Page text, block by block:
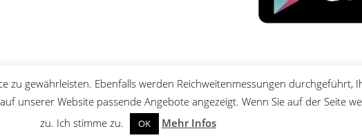
zu gewährleisten. Ebenfalls werden Reichweitenmessungen durchgeführt,
unserer Website passende Angebote angezeigt. Wenn Sie auf der Seite
zu. Ich stimme zu.
OK Mehr Infos